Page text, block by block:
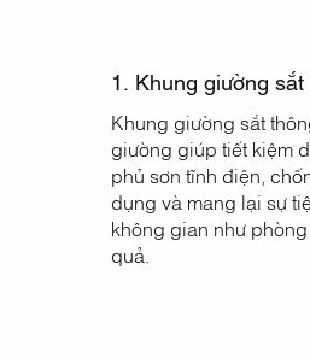
1. Khung giường
Khung giường sắt
giường giúp tiết kiệm
phủ sơn tĩnh điện,
dụng và mang lại sự
không gian như
quả.